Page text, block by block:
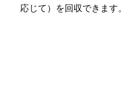
応じて）を回収できます。